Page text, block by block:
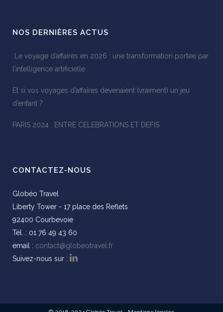
NOS DERNIÈRES ACTUS
Le voyage d’affaires en 2026 : une transformation portée par
l’intelligence artificielle
Et si vos voyages d’affaires devenaient (vraiment) un jeu
d’enfant ?
PARIS 2024 : ENTRE CELEBRATIONS ET DEFIS
CONTACTEZ-NOUS
Globéo Travel
Liberty Tower - 17 place des Reflets
92400 Courbevoie
Tél. : 01 76 49 43 60
email : contact@globeotravel.fr
Suivez-nous sur :